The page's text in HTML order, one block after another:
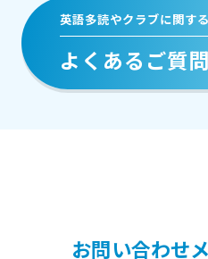
英語多読やクラブに関す
よくあるご質問
お問い合わせ